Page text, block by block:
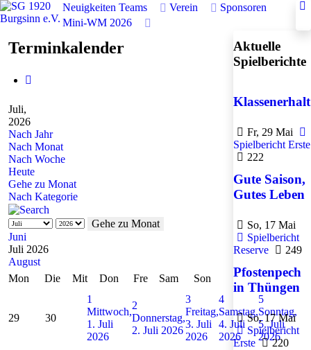
Neuigkeiten Teams Verein
Sponsoren
Mini-WM 2026
Terminkalender
Juli,
2026
Nach Jahr
Nach Monat
Nach Woche
Heute
Gehe zu Monat
Nach Kategorie
Gehe zu Monat
Juni
Juli 2026
August
Mon
Die Mit Don Fre Sam Son
29 30
1
Mittwoch,
1. Juli
2026
2
Donnerstag,
2. Juli 2026
3
Freitag,
3. Juli
2026
4
Samstag,
4. Juli
2026
5
Sonntag,
5. Juli
2026
Aktuelle
Spielberichte
Fr, 29 Mai
Spielbericht Erste
222
Gute Saison,
Gutes Leben
So, 17 Mai
Spielbericht
Reserve
249
Pfostenpech
in Thüngen
So, 17 Mai
Spielbericht
Erste
220